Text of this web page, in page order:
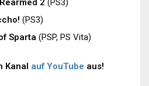
2 (PS3)
(PS3)
Sparta (PSP, PS Vita)
Kanal auf YouTube aus!